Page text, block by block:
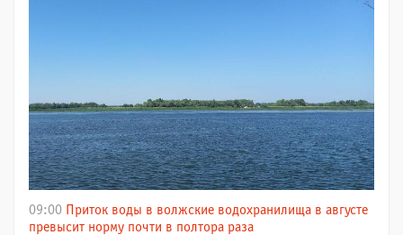
09:00 Приток воды в волжские водохранилища в августе
превысит норму почти в полтора раза